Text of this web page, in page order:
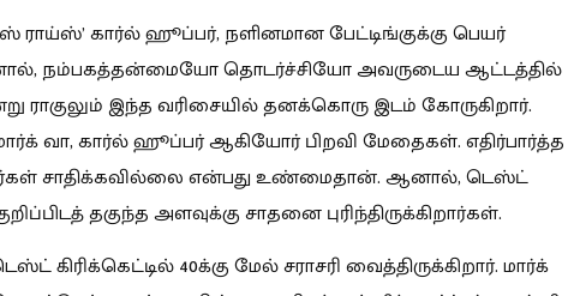
ராய்ஸ்’ கார்ல் ஹூப்பர், நளினமான பேட்டிங்குக்கு பெயர்
நம்பகத்தன்மையோ தொடர்ச்சியோ அவருடைய ஆட்டத்தில்
ராகுலும் இந்த வரிசையில் தனக்கொரு இடம் கோருகிறார்.
வா, கார்ல் ஹூப்பர் ஆகியோர் பிறவி மேதைகள். எதிர்பார்த்த
சாதிக்கவில்லை என்பது உண்மைதான். ஆனால், டெஸ்ட்
தகுந்த அளவுக்கு சாதனை புரிந்திருக்கிறார்கள்.
கிரிக்கெட்டில் 40க்கு மேல் சராசரி வைத்திருக்கிறார். மார்க்